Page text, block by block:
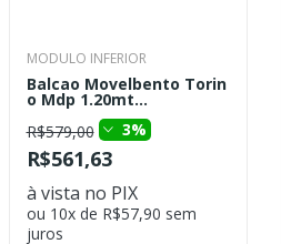
MODULO INFERIOR
Balcao Movelbento Torin
o Mdp 1.20mt...
R$579,00
3%
R$561,63
à vista no PIX
ou 10x de R$57,90 sem
juros